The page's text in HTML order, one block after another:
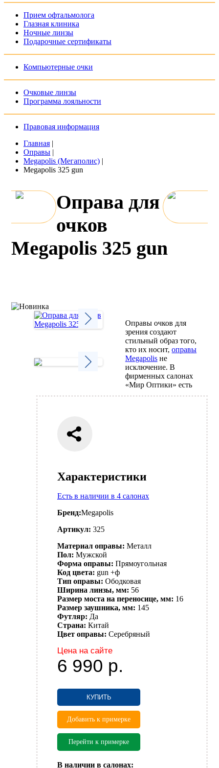
Прием офтальмолога
Глазная клиника
Ночные линзы
Подарочные сертификаты
Компьютерные очки
Очковые линзы
Программа лояльности
Правовая информация
Главная |
Оправы |
Megapolis (Мегаполис) |
Megapolis 325 gun
Оправа для
очков
Megapolis 325 gun
Характеристики
Есть в наличии в 4 салонах
Бренд:Megapolis
Артикул: 325
Материал оправы: Металл
Пол: Мужской
Форма оправы: Прямоугольная
Код цвета: gun +ф
Тип оправы: Ободковая
Ширина линзы, мм: 56
Размер моста на переносице, мм: 16
Размер заушника, мм: 145
Футляр: Да
Страна: Китай
Цвет оправы: Серебряный
Цена на сайте
6 990 р.
КУПИТЬ
Добавить к примерке
Перейти к примерке
В наличии в салонах:
Оправы очков для
зрения создают
стильный образ того,
кто их носит,оправы
Megapolis не
исключение. В
фирменных салонах
«Мир Оптики» есть